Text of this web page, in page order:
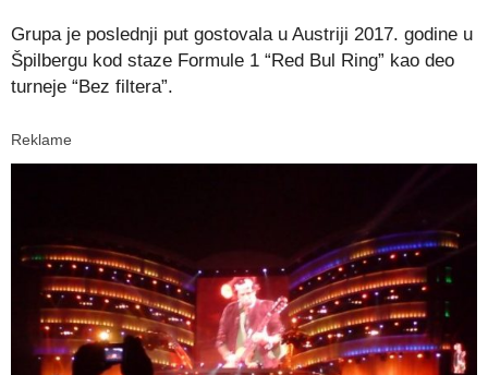
Grupa je poslednji put gostovala u Austriji 2017. godine u
Špilbergu kod staze Formule 1 “Red Bul Ring” kao deo
turneje “Bez filtera”.
Reklame